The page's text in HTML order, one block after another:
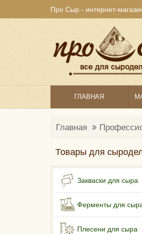
Про Сыр - интернет-
ГЛАВНАЯ
Главная
Товары для
Закваски для сыра
Ферменты для
Плесени для сыра